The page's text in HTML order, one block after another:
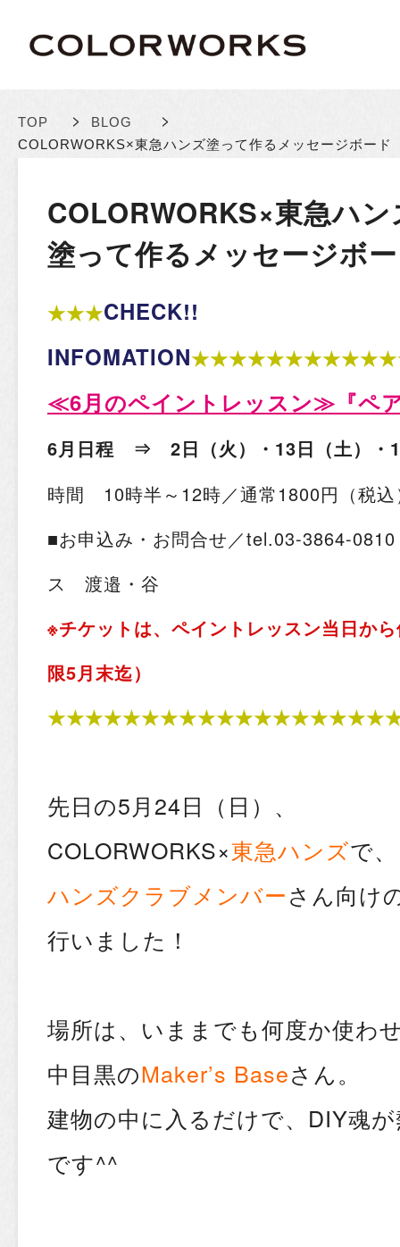
TOP > BLOG >
COLORWORKS×東急ハンズ塗って作るメッセージボード
COLORWORKS×東急ハン
塗って作るメッセージボ
★★★CHECK!!
INFOMATION
≪6月のペイントレッスン≫ 『ペ
6月日程 ⇒ 2日（火）・13日（土）・
時間 10時半～12時／通常1800円（税込
■お申込み・お問合せ／tel.03-3864-
ス 渡邉・谷
※チケットは、ペイントレッスン当日か
限5月末迄）
先日の5月24日（日）、
COLORWORKS×東急ハンズで、
ハンズクラブメンバーさん向け
行いました！
場所は、いままでも何度か使わ
中目黒のMaker’s Baseさん。
建物の中に入るだけで、DIY魂
です^^